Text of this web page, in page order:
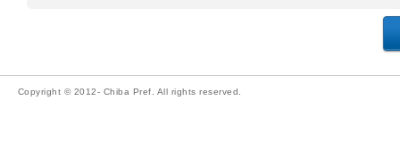
Copyright © 2012- Chiba Pref. All rights reserved.